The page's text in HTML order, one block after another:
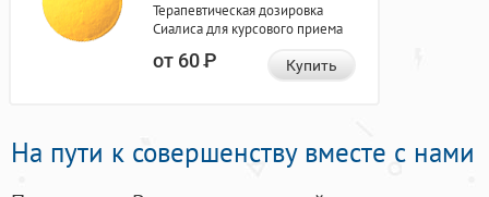
Терапевтическая дозировка
Сиалиса для курсового приема
от 60Р Купить
На пути к совершенству вместе с нами